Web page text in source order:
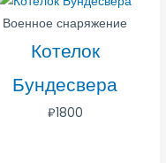
Военное снаряжение
Котелок
Бундесвера
₽1800